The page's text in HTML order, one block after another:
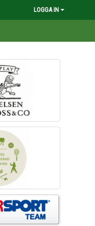
LOGGA IN